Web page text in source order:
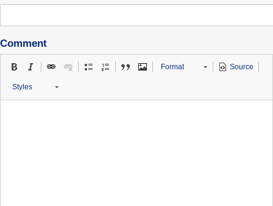
Comment
Format Source
Styles